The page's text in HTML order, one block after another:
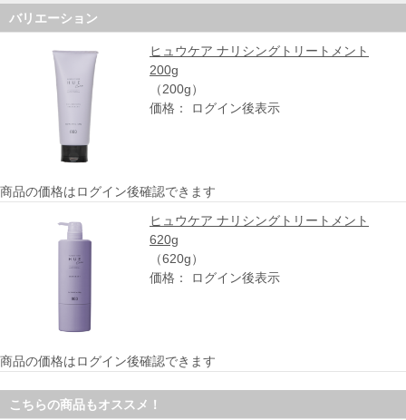
バリエーション
ヒュウケア ナリシングトリートメント
200g
（200g）
価格： ログイン後表示
商品の価格はログイン後確認できます
ヒュウケア ナリシングトリートメント
620g
（620g）
価格： ログイン後表示
商品の価格はログイン後確認できます
こちらの商品もオススメ！